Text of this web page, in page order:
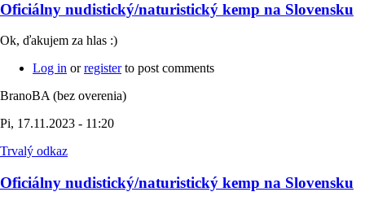
Oficiálny nudistický/naturistický kemp na Slovensku
Ok, ďakujem za hlas :)
Log in orregisterto post comments
BranoBA (bez overenia)
Pi, 17.11.2023 - 11:20
Trvalý odkaz
Oficiálny nudistický/naturistický kemp na Slovensku